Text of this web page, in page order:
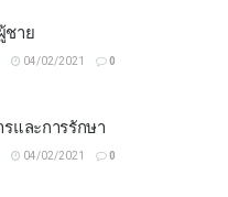
ชาย
04/02/2021 0
รและการรักษา
04/02/2021 0